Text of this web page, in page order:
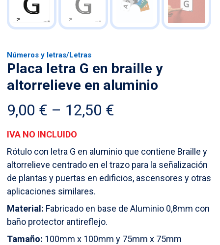
Números y letras/Letras
Placa letra G en braille y
altorrelieve en aluminio
9,00 € – 12,50 €
9,00 €
through
12,50 €
IVA NO INCLUIDO
Rótulo con letra G en aluminio que contiene Braille y
altorrelieve centrado en el trazo para la señalización
de plantas y puertas en edificios, ascensores y otras
aplicaciones similares.
Material: Fabricado en base de Aluminio 0,8mm con
baño protector antireflejo.
Tamaño: 100mm x 100mm y 75mm x 75mm